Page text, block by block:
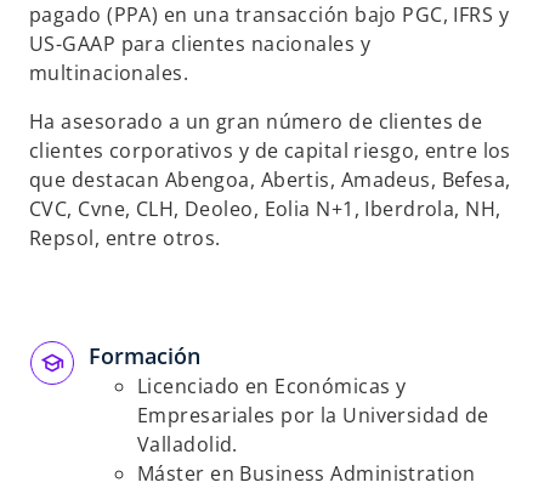
pagado (PPA) en una transacción bajo PGC, IFRS y
US-GAAP para clientes nacionales y
multinacionales.
Ha asesorado a un gran número de clientes de
clientes corporativos y de capital riesgo, entre los
que destacan Abengoa, Abertis, Amadeus, Befesa,
CVC, Cvne, CLH, Deoleo, Eolia N+1, Iberdrola, NH,
Repsol, entre otros.
Formación
Licenciado en Económicas y
Empresariales por la Universidad de
Valladolid.
Máster en Business Administration